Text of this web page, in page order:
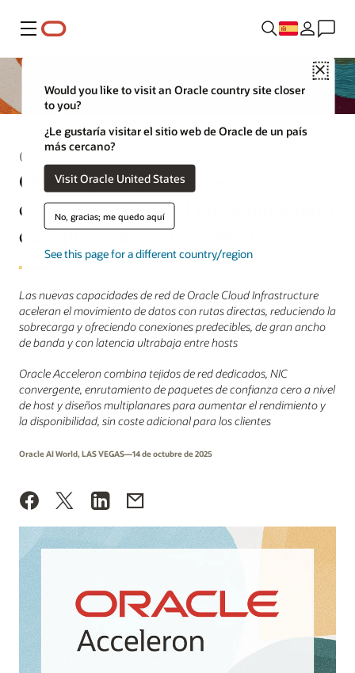
Menú
Close
Would you like to visit an Oracle country site closer
to you?
¿Le gustaría visitar el sitio web de Oracle de un país
más cercano?
Visit Oracle United States
No, gracias; me quedo aquí
See this page for a different country/region
Comunicado de prensa
Oracle presenta nuevas
capacidades de red en la nube para
cualquier carga de trabajo
Las nuevas capacidades de red de Oracle Cloud Infrastructure
aceleran el movimiento de datos con rutas directas, reduciendo la
sobrecarga y ofreciendo conexiones predecibles, de gran ancho
de banda y con latencia ultrabaja entre hosts
Oracle Acceleron combina tejidos de red dedicados, NIC
convergente, enrutamiento de paquetes de confianza cero a nivel
de host y diseños multiplanares para aumentar el rendimiento y
la disponibilidad, sin coste adicional para los clientes
Oracle AI World, LAS VEGAS—14 de octubre de 2025